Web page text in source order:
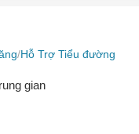
Hỗ Trợ Tiểu đường
gian